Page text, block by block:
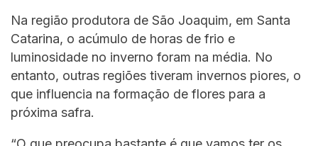
Na região produtora de São Joaquim, em Santa
Catarina, o acúmulo de horas de frio e
luminosidade no inverno foram na média. No
entanto, outras regiões tiveram invernos piores, o
que influencia na formação de flores para a
próxima safra.